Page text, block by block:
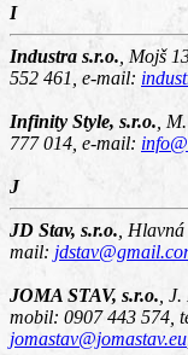
I
Industra s.r.o. Mojš
552 461, e-mail:
Infinity Style, s.r.o.
777 014, e-mail:
J
JD Stav, s.r.o. Hlavná
mail:
JOMA STAV, s.r.o. J.
mobil: 0907 443 574,
jomastav@jomastav.eu